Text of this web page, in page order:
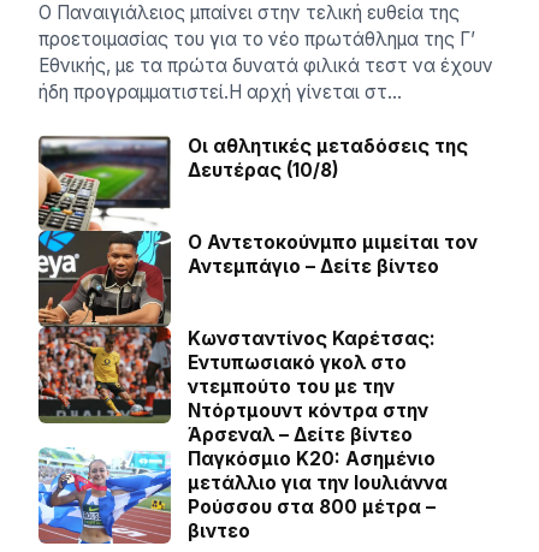
Ο Παναιγιάλειος μπαίνει στην τελική ευθεία της
προετοιμασίας του για το νέο πρωτάθλημα της Γ’
Εθνικής, με τα πρώτα δυνατά φιλικά τεστ να έχουν
ήδη προγραμματιστεί.Η αρχή γίνεται στ…
Οι αθλητικές μεταδόσεις της
Δευτέρας (10/8)
Ο Αντετοκούνμπο μιμείται τον
Αντεμπάγιο – Δείτε βίντεο
Κωνσταντίνος Καρέτσας:
Εντυπωσιακό γκολ στο
ντεμπούτο του με την
Ντόρτμουντ κόντρα στην
Άρσεναλ – Δείτε βίντεο
Παγκόσμιο Κ20: Ασημένιο
μετάλλιο για την Ιουλιάννα
Ρούσσου στα 800 μέτρα –
βιντεο